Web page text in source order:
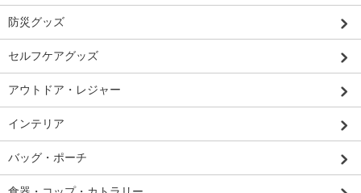
防災グッズ
セルフケアグッズ
アウトドア・レジャー
インテリア
バッグ・ポーチ